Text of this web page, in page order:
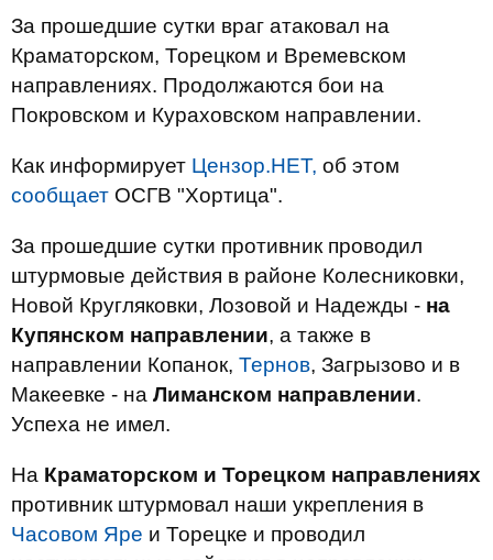
За прошедшие сутки враг атаковал на
Краматорском, Торецком и Времевском
направлениях. Продолжаются бои на
Покровском и Кураховском направлении.
Как информирует Цензор.НЕТ, об этом
сообщает ОСГВ "Хортица".
За прошедшие сутки противник проводил
штурмовые действия в районе Колесниковки,
Новой Кругляковки, Лозовой и Надежды - на
Купянском направлении, а также в
направлении Копанок, Тернов, Загрызово и в
Макеевке - на Лиманском направлении.
Успеха не имел.
На Краматорском и Торецком направлениях
противник штурмовал наши укрепления в
Часовом Яре и Торецке и проводил